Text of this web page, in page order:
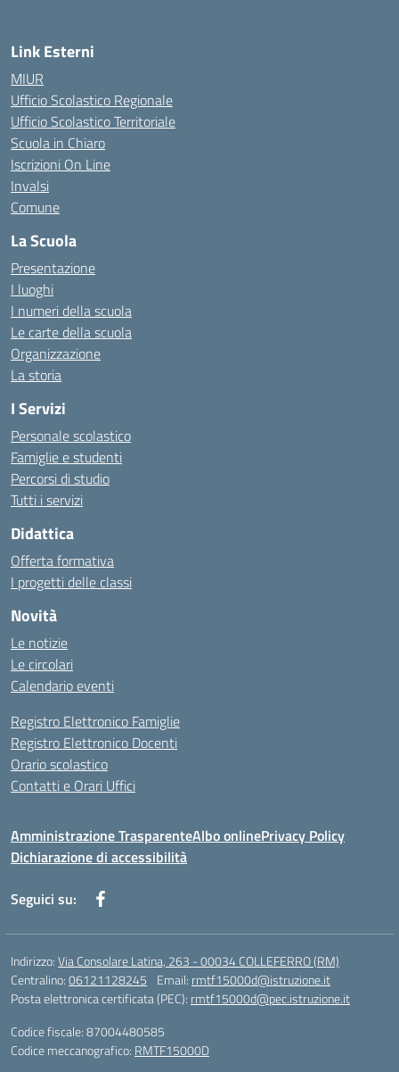
Link Esterni
MIUR
Ufficio Scolastico Regionale
Ufficio Scolastico Territoriale
Scuola in Chiaro
Iscrizioni On Line
Invalsi
Comune
La Scuola
Presentazione
I luoghi
I numeri della scuola
Le carte della scuola
Organizzazione
La storia
I Servizi
Personale scolastico
Famiglie e studenti
Percorsi di studio
Tutti i servizi
Didattica
Offerta formativa
I progetti delle classi
Novità
Le notizie
Le circolari
Calendario eventi
Registro Elettronico Famiglie
Registro Elettronico Docenti
Orario scolastico
Contatti e Orari Uffici
Amministrazione TrasparenteAlbo onlinePrivacy Policy
Dichiarazione di accessibilità
Seguici su:
Indirizzo:Via Consolare Latina, 263 - 00034 COLLEFERRO (RM)
Centralino:06121128245 Email: rmtf15000d@istruzione.it
Posta elettronica certificata (PEC): rmtf15000d@pec.istruzione.it
Codice fiscale: 87004480585
Codice meccanografico: RMTF15000D